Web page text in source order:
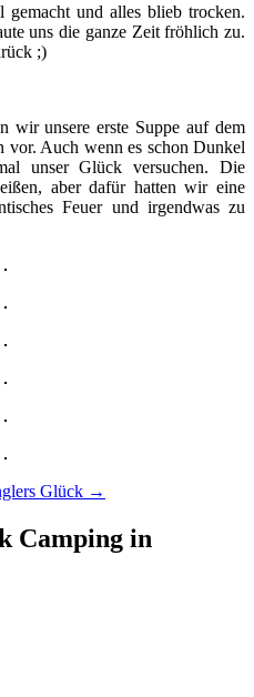
gemacht und alles blieb trocken.
uns die ganze Zeit fröhlich zu.
;)
wir unsere erste Suppe auf dem
vor. Auch wenn es schon Dunkel
unser Glück versuchen. Die
aber dafür hatten wir eine
Feuer und irgendwas zu
Glück →
Camping in